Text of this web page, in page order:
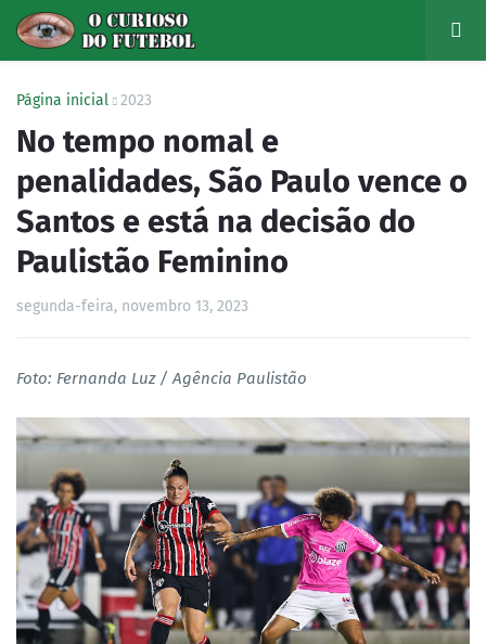
Página inicial 2023
No tempo nomal e
penalidades, São Paulo vence o
Santos e está na decisão do
Paulistão Feminino
segunda-feira, novembro 13, 2023
Foto: Fernanda Luz / Agência Paulistão